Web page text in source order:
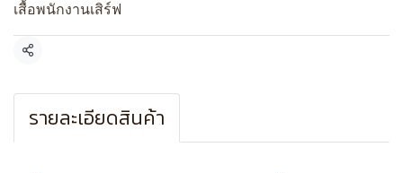
เสื้อพนักงานเสิร์ฟ
แชร์
รายละเอียดสินค้า